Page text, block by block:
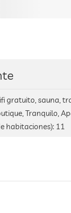
gratuito, sauna,
Tranquilo,
habitaciones): 11